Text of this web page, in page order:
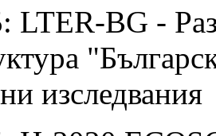
LTER-BG -
изследвания